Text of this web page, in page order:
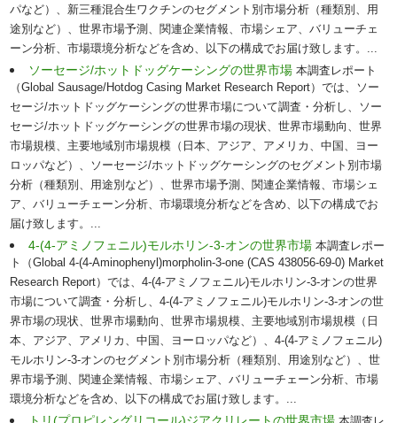
パなど）、新三種混合生ワクチンのセグメント別市場分析（種類別、用
途別など）、世界市場予測、関連企業情報、市場シェア、バリューチェ
ーン分析、市場環境分析などを含め、以下の構成でお届け致します。...
ソーセージ/ホットドッグケーシングの世界市場本調査レポート
（Global Sausage/Hotdog Casing Market Research Report）では、ソー
セージ/ホットドッグケーシングの世界市場について調査・分析し、ソー
セージ/ホットドッグケーシングの世界市場の現状、世界市場動向、世界
市場規模、主要地域別市場規模（日本、アジア、アメリカ、中国、ヨー
ロッパなど）、ソーセージ/ホットドッグケーシングのセグメント別市場
分析（種類別、用途別など）、世界市場予測、関連企業情報、市場シェ
ア、バリューチェーン分析、市場環境分析などを含め、以下の構成でお
届け致します。...
4-(4-アミノフェニル)モルホリン-3-オンの世界市場本調査レポー
ト（Global 4-(4-Aminophenyl)morpholin-3-one (CAS 438056-69-0) Market
Research Report）では、4-(4-アミノフェニル)モルホリン-3-オンの世界
市場について調査・分析し、4-(4-アミノフェニル)モルホリン-3-オンの世
界市場の現状、世界市場動向、世界市場規模、主要地域別市場規模（日
本、アジア、アメリカ、中国、ヨーロッパなど）、4-(4-アミノフェニル)
モルホリン-3-オンのセグメント別市場分析（種類別、用途別など）、世
界市場予測、関連企業情報、市場シェア、バリューチェーン分析、市場
環境分析などを含め、以下の構成でお届け致します。...